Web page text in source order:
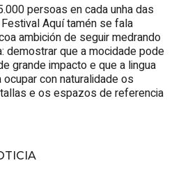
persoas en cada unha das
Aquí tamén se fala
ambición de seguir medrando
demostrar que a mocidade pode
grande impacto e que a lingua
con naturalidade os
e os espazos de referencia